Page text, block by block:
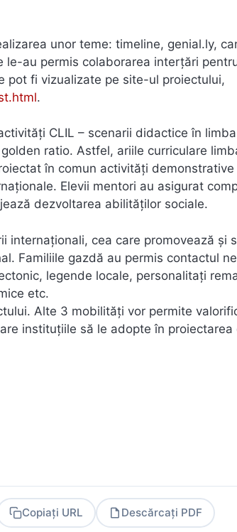
unor teme: timeline, genial.ly,
au permis colaborarea interțări
pot fi vizualizate pe site-ul proiectului,
.
CLIL – scenarii didactice în
ratio. Astfel, ariile curriculare
în comun activități demonstrative
Elevii mentori au asigurat
dezvoltarea abilităților sociale.
cea care promovează şi
Familiile gazdă au permis contactul
legende locale, personalitați
etc.
Alte 3 mobilități vor permite
instituțiile să le adopte în proiectarea
Copiați URL Descărcați PDF